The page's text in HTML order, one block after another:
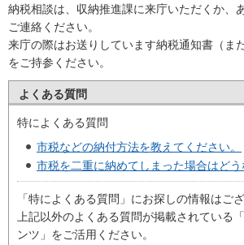
納税相談は、収納推進課に来庁いただくか、
ご連絡ください。
来庁の際はお送りしています納税通知書（ま
をご持参ください。
よくある質問
特によくある質問
市税などの納付方法を教えてください。
市税を二重に納めてしまった場合はどう
「特によくある質問」にお探しの情報はご
上記以外のよくある質問が掲載されている
ンツ」をご活用ください。